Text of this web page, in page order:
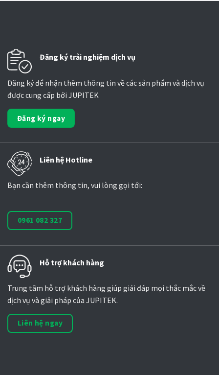
Đăng ký trải nghiệm dịch vụ
Đăng ký để nhận thêm thông tin về các sản phẩm và dịch vụ
được cung cấp bởi JUPITEK
Đăng ký ngay
Liên hệ Hotline
Bạn cần thêm thông tin, vui lòng gọi tới:
0961 082 327
Hỗ trợ khách hàng
Trung tâm hỗ trợ khách hàng giúp giải đáp mọi thắc mắc về
dịch vụ và giải pháp của JUPITEK.
Liên hệ ngay